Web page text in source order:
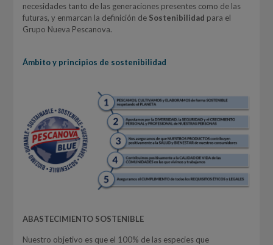
necesidades tanto de las generaciones presentes como de las
futuras, y enmarcan la definición de Sostenibilidad para el
Grupo Nueva Pescanova.
Ámbito y principios de sostenibilidad
ABASTECIMIENTO SOSTENIBLE
Nuestro objetivo es que el 100% de las especies que